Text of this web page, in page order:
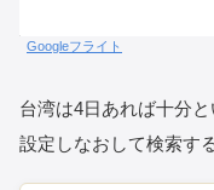
Googleフライト
台湾は4日あれば十分
設定しなおして検索す